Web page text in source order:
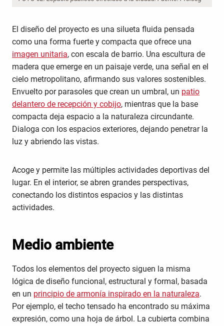
El diseño del proyecto es una silueta fluida pensada
como una forma fuerte y compacta que ofrece una
imagen unitaria, con escala de barrio. Una escultura de
madera que emerge en un paisaje verde, una señal en el
cielo metropolitano, afirmando sus valores sostenibles.
Envuelto por parasoles que crean un umbral, un patio
delantero de recepción y cobijo, mientras que la base
compacta deja espacio a la naturaleza circundante.
Dialoga con los espacios exteriores, dejando penetrar la
luz y abriendo las vistas.
Acoge y permite las múltiples actividades deportivas del
lugar. En el interior, se abren grandes perspectivas,
conectando los distintos espacios y las distintas
actividades.
Medio ambiente
Todos los elementos del proyecto siguen la misma
lógica de diseño funcional, estructural y formal, basada
en un principio de armonía inspirado en la naturaleza.
Por ejemplo, el techo tensado ha encontrado su máxima
expresión, como una hoja de árbol. La cubierta combina